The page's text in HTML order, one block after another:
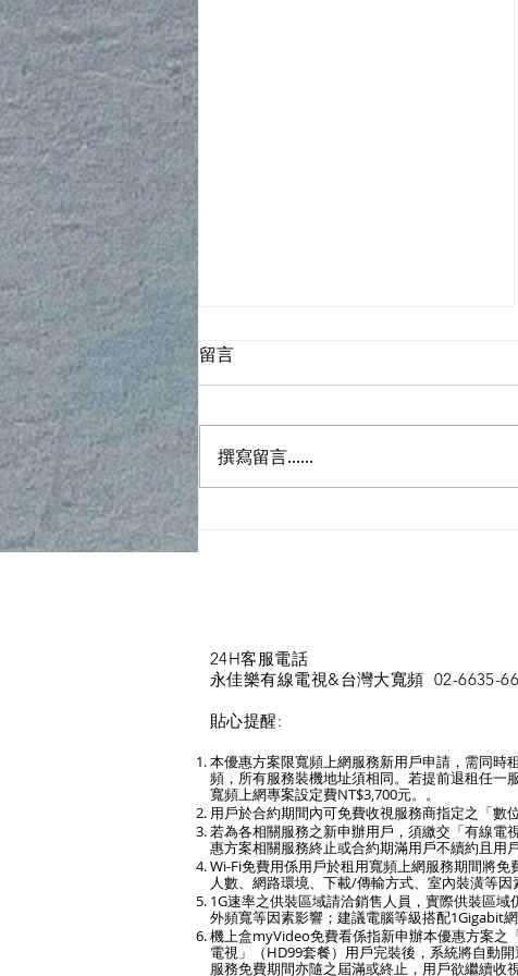
留言
撰寫留言......
24H客服電話
永佳樂有線電視&台灣大寬頻 02-6635-
​貼心提醒:
本優惠方案限寬頻上網服務新用戶申請，需同時
頻，所有服務裝機地址須相同。若提前退租任一
寬頻上網專案設定費NT$3,700元。。
用戶於合約期間內可免費收視服務商指定之「數
若為各相關服務之新申辦用戶，須繳交「有線電
惠方案相關服務終止或合約期滿用戶不續約且用
Wi-Fi免費用係用戶於租用寬頻上網服務期間將
人數、網路環境、下載/傳輸方式、室內裝潢等因
1G速率之供裝區域請洽銷售人員，實際供裝區
外頻寬等因素影響；建議電腦等級搭配1Gigabit
機上盒myVideo免費看係指新申辦本優惠方案之
電視」（HD99套餐）用戶完裝後，系統將自動
服務免費期間亦隨之屆滿或終止，用戶欲繼續收